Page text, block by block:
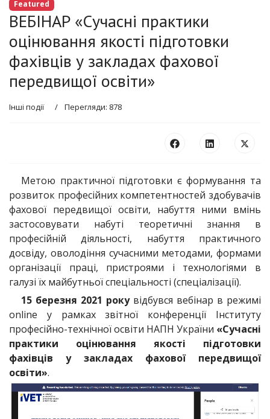
Featured
ВЕБІНАР «Сучасні практики
оцінювання якості підготовки
фахівців у закладах фахової
передвищої освіти»
Інші події Перегляди: 878
Метою практичної підготовки є формування та
розвиток професійних компетентностей здобувачів
фахової передвищої освіти, набуття ними вмінь
застосовувати набуті теоретичні знання в
професійній діяльності, набуття практичного
досвіду, оволодіння сучасними методами, формами
організації праці, пристроями і технологіями в
галузі їх майбутньої спеціальності (спеціалізації).
15 березня 2021 рокувідбувся вебінар в режимі
online у рамках звітної конференції Інституту
професійно-технічної освіти НАПН України «Сучасні
практики оцінювання якості підготовки
фахівців у закладах фахової передвищої
освіти».